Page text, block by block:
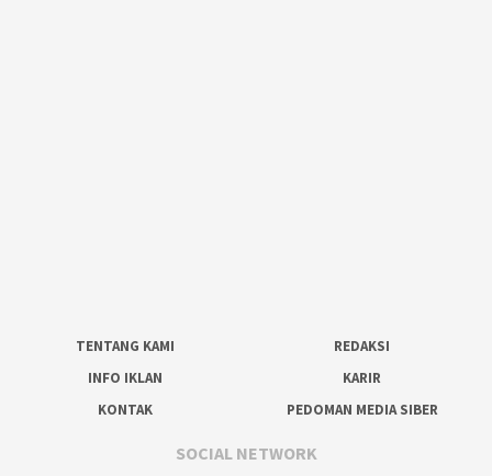
TENTANG KAMI
REDAKSI
INFO IKLAN
KARIR
KONTAK
PEDOMAN MEDIA SIBER
SOCIAL NETWORK